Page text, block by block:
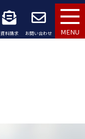
資料請求 お問い合わせ MENU